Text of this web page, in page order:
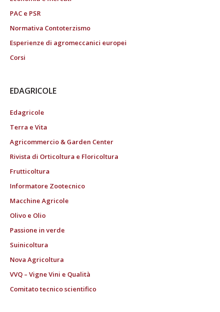
PAC e PSR
Normativa Contoterzismo
Esperienze di agromeccanici europei
Corsi
EDAGRICOLE
Edagricole
Terra e Vita
Agricommercio & Garden Center
Rivista di Orticoltura e Floricoltura
Frutticoltura
Informatore Zootecnico
Macchine Agricole
Olivo e Olio
Passione in verde
Suinicoltura
Nova Agricoltura
VVQ – Vigne Vini e Qualità
Comitato tecnico scientifico